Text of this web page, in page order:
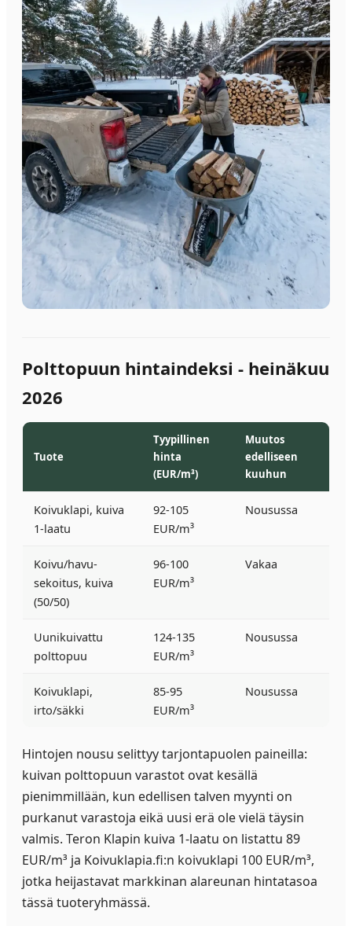
Polttopuun hintaindeksi - heinäkuu
2026
Tuote
Tyypillinen
hinta
(EUR/m³)
Muutos
edelliseen
kuuhun
Koivuklapi, kuiva
1-laatu
92-105
EUR/m³
Nousussa
Koivu/havu-
sekoitus, kuiva
(50/50)
96-100
EUR/m³
Vakaa
Uunikuivattu
polttopuu
124-135
EUR/m³
Nousussa
Koivuklapi,
irto/säkki
85-95
EUR/m³
Nousussa
Hintojen nousu selittyy tarjontapuolen paineilla:
kuivan polttopuun varastot ovat kesällä
pienimmillään, kun edellisen talven myynti on
purkanut varastoja eikä uusi erä ole vielä täysin
valmis. Teron Klapin kuiva 1-laatu on listattu 89
EUR/m³ ja Koivuklapia.fi:n koivuklapi 100 EUR/m³,
jotka heijastavat markkinan alareunan hintatasoa
tässä tuoteryhmässä.